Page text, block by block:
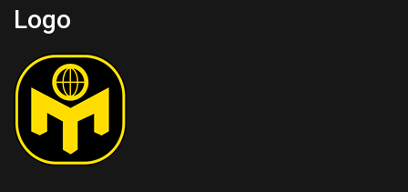
Logo